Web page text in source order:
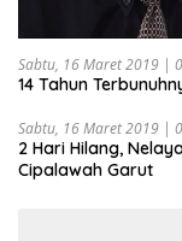
Sabtu, 16 Maret 2019 |
14 Tahun
Sabtu, 16 Maret 2019 |
2 Hari Hilang,
Cipalawah Garut